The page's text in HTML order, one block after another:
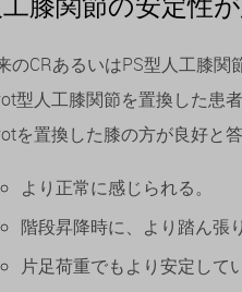
のCRあるいはPS型人工膝
型人工膝関節を置換した患
を置換した膝の方が良好と
より正常に感じられる。
階段昇降時に、より踏ん張
片足荷重でもより安定して